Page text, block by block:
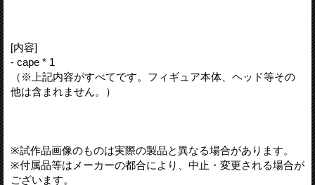
[内容]
- cape * 1
（※上記内容がすべてです。フィギュア本体、ヘッド等その
他は含まれません。）
※試作品画像のものは実際の製品と異なる場合があります。
※付属品等はメーカーの都合により、中止・変更される場合が
ございます。